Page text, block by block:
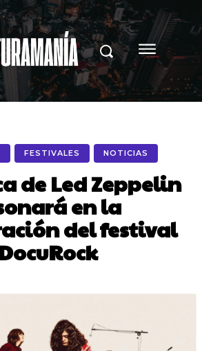
FESTIVALES NOTICIAS
de Led Zeppelin
en la
del festival